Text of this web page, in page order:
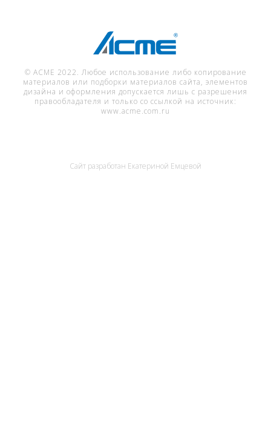
© ACME 2022. Любое использование либо копирование
материалов или подборки материалов сайта, элементов
дизайна и оформления допускается лишь с разрешения
правообладателя и только со ссылкой на источник:
www.acme.com.ru
Сайт разработан Екатериной Емцевой